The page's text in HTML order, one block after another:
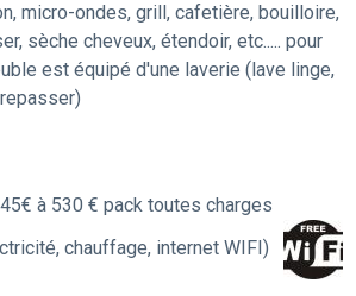
micro-ondes, grill, cafetière, bouilloire,
sèche cheveux, étendoir, etc..... pour
est équipé d'une laverie (lave linge,
à 530 € pack toutes charges
chauffage, internet WIFI)